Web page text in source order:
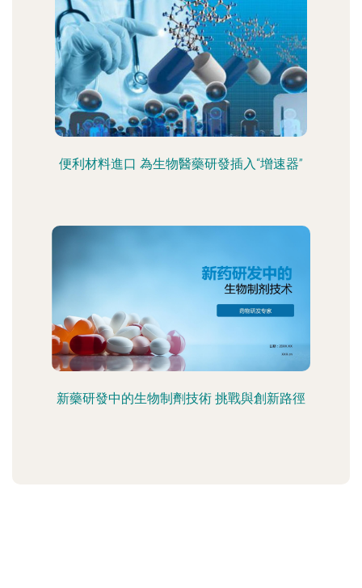
便利材料進口 為生物醫藥研發插入“增速器”
新藥研發中的生物制劑技術 挑戰與創新路徑